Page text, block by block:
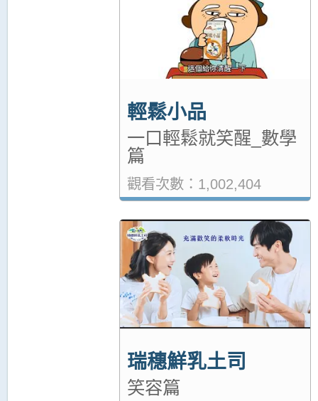
輕鬆小品
一口輕鬆就笑醒_數學
篇
觀看次數：1,002,404
瑞穗鮮乳土司
笑容篇